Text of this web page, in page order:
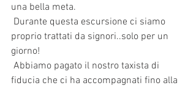
una bella meta.
proprio trattati da signori..solo per un
giorno!
fiducia che ci ha accompagnati fino alla